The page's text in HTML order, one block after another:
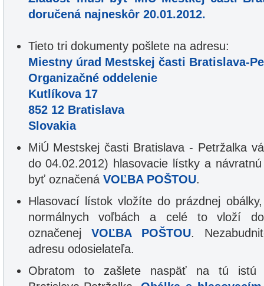
doručená najneskôr 20.01.2012.
Tieto tri dokumenty pošlete na adresu:
Miestny úrad Mestskej časti Bratislava-
Organizačné oddelenie
Kutlíkova 17
852 12 Bratislava
Slovakia
MiÚ Mestskej časti Bratislava - Petržalka
do 04.02.2012) hlasovacie lístky a
byť označená VOĽBA POŠTOU.
Hlasovací lístok vložíte do prázdnej
normálnych voľbách a celé to vloží
označenej VOĽBA POŠTOU.
adresu odosielateľa.
Obratom to zašlete naspäť na tú istú